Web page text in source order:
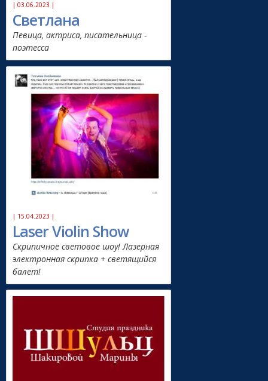
| 03.06.2023 |
Светлана
Певица, актриса, писательница -
поэтесса
| 15.04.2023 |
Laser Violin Show
Скрипичное световое шоу! Лазерная
электронная скрипка + светящийся
балет!